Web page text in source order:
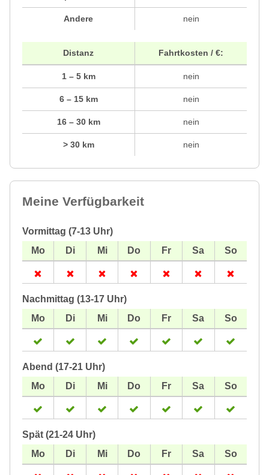
Andere nein
Distanz
1 – 5 km
6 – 15 km
16 – 30 km
> 30 km
Fahrtkosten / €:
nein
nein
nein
nein
Meine Verfügbarkeit
Vormittag (7-13 Uhr)
Nachmittag (13-17 Uhr)
Abend (17-21 Uhr)
Spät (21-24 Uhr)